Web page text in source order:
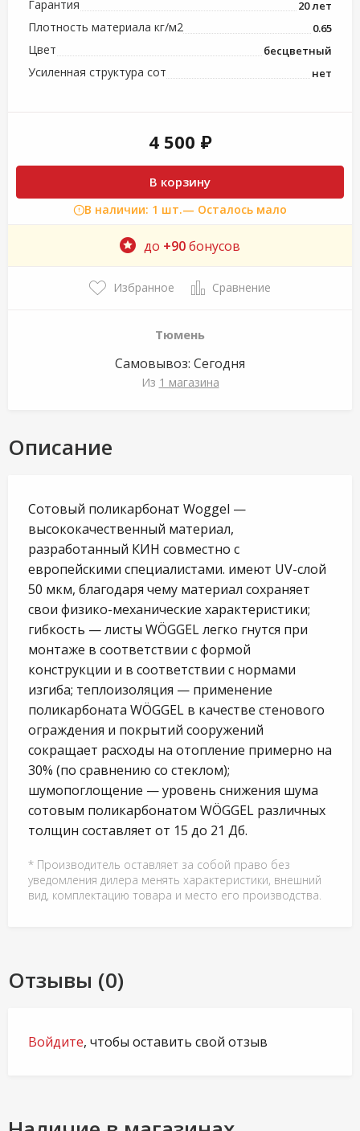
Гарантия 20 лет
Плотность материала кг/м2 0.65
Цвет бесцветный
Усиленная структура сот нет
4 500 ₽
В корзину
В наличии: 1 шт.— Осталось мало
до +90бонусов
Избранное Сравнение
Тюмень
Самовывоз: Сегодня
Из 1 магазина
Описание
Сотовый поликарбонат Woggel —
высококачественный материал,
разработанный КИН совместно с
европейскими специалистами. имеют UV-слой
50 мкм, благодаря чему материал сохраняет
свои физико-механические характеристики;
гибкость — листы WÖGGEL легко гнутся при
монтаже в соответствии с формой
конструкции и в соответствии с нормами
изгиба; теплоизоляция — применение
поликарбоната WÖGGEL в качестве стенового
ограждения и покрытий сооружений
сокращает расходы на отопление примерно на
30% (по сравнению со стеклом);
шумопоглощение — уровень снижения шума
сотовым поликарбонатом WÖGGEL различных
толщин составляет от 15 до 21 Дб.
* Производитель оставляет за собой право без
уведомления дилера менять характеристики, внешний
вид, комплектацию товара и место его производства.
Отзывы (0)
Войдите, чтобы оставить свой отзыв